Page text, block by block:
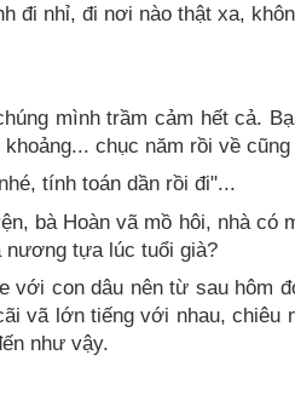
đi nhỉ, đi nơi nào thật xa,
mình trầm cảm hết cả.
chục năm rồi về
tính toán dần rồi đi"...
bà Hoàn vã mồ hôi, nhà có
tựa lúc tuổi già?
với con dâu nên từ sau hôm
vã lớn tiếng với nhau, chiêu
như vậy.